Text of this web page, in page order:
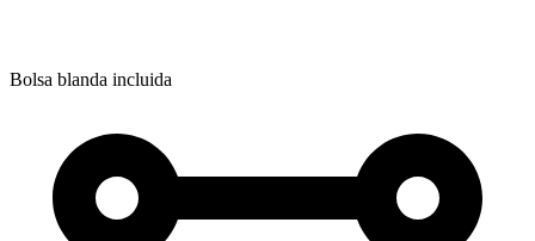
Bolsa blanda incluida